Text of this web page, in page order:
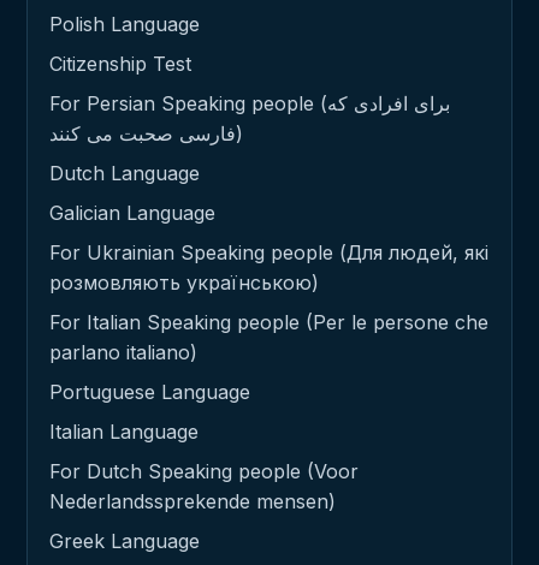
Polish Language
Citizenship Test
For Persian Speaking people (برای افرادی که
فارسی صحبت می کنند)
Dutch Language
Galician Language
For Ukrainian Speaking people (Для людей, які
розмовляють українською)
For Italian Speaking people (Per le persone che
parlano italiano)
Portuguese Language
Italian Language
For Dutch Speaking people (Voor
Nederlandssprekende mensen)
Greek Language